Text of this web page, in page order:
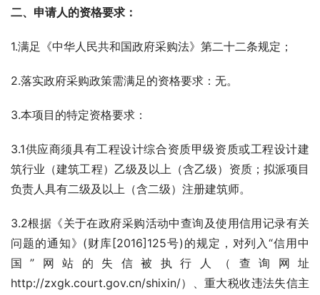
二、申请人的资格要求：
1.满足《中华人民共和国政府采购法》第二十二条规定；
2.落实政府采购政策需满足的资格要求：无。
3.本项目的特定资格要求：
3.1供应商须具有工程设计综合资质甲级资质或工程设计建
筑行业（建筑工程）乙级及以上（含乙级）资质；拟派项目
负责人具有二级及以上（含二级）注册建筑师。
3.2根据《关于在政府采购活动中查询及使用信用记录有关
问题的通知》(财库[2016]125号)的规定，对列入“信用中
国”网站的失信被执行人（查询网址
http://zxgk.court.gov.cn/shixin/）、重大税收违法失信主